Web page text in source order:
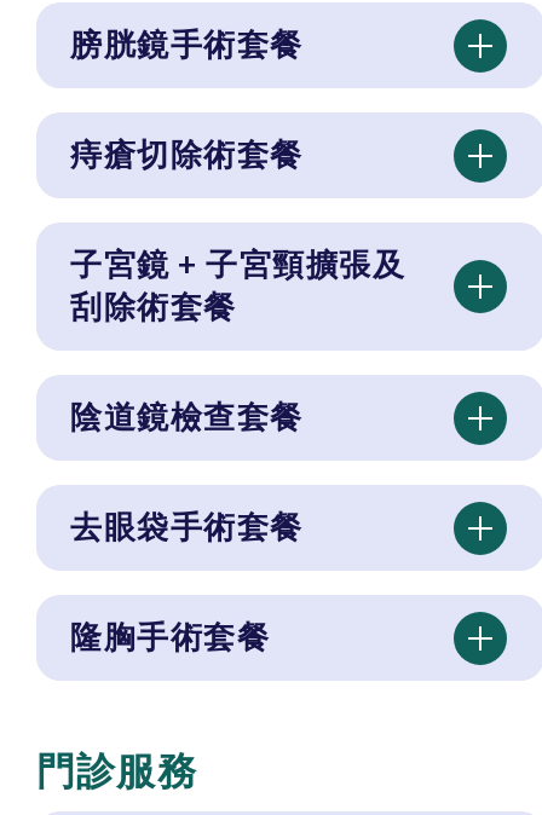
膀胱鏡手術套餐
痔瘡切除術套餐
子宮鏡 + 子宮頸擴張及
刮除術套餐
陰道鏡檢查套餐
去眼袋手術套餐
隆胸手術套餐
門診服務